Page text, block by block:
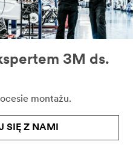
3M ds.
montażu.
SIĘ Z NAMI